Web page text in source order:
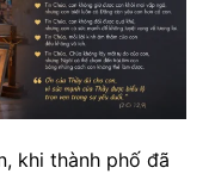
khi thành phố đã